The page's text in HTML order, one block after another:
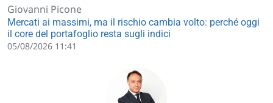
Giovanni Picone
Mercati ai massimi, ma il rischio cambia volto: perché oggi
il core del portafoglio resta sugli indici
05/08/2026 11:41